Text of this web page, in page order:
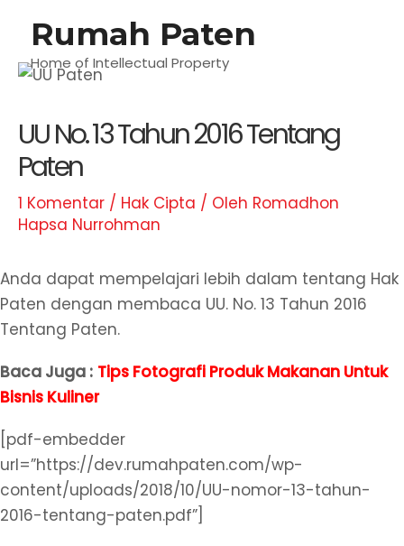
konten
Rumah Paten
Home of Intellectual Property
UU No. 13 Tahun 2016 Tentang
Paten
1 Komentar / Hak Cipta / Oleh Romadhon
Hapsa Nurrohman
Anda dapat mempelajari lebih dalam tentang Hak
Paten dengan membaca UU. No. 13 Tahun 2016
Tentang Paten.
Baca Juga : Tips Fotografi Produk Makanan Untuk
Bisnis Kuliner
[pdf-embedder
url=”https://dev.rumahpaten.com/wp-
content/uploads/2018/10/UU-nomor-13-tahun-
2016-tentang-paten.pdf”]